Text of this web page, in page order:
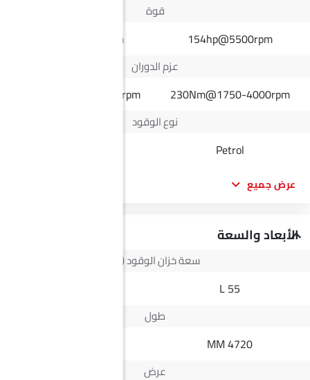
قوة
154hp@5500rpm
164Hp@3400rpm
عزم الدوران
230Nm@1750-4000rpm
430Nm@1600-2200rpm
نوع الوقود
Petrol
عرض جميع
الأبعاد والسعة
سعة خزان الوقود (لتر)
55 L
طول
4720 MM
عرض